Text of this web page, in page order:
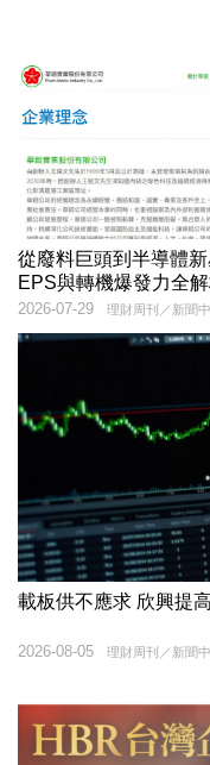
從廢料巨頭到半導體
EPS與轉機爆發力全
理財周刊／新聞
2026-07-29
載板供不應求 欣興提
理財周刊／新聞
2026-08-05